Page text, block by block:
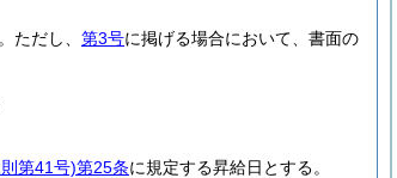
ただし、 第3号に掲げる場合において、書面の
第41号)第25条に規定する昇給日とする。